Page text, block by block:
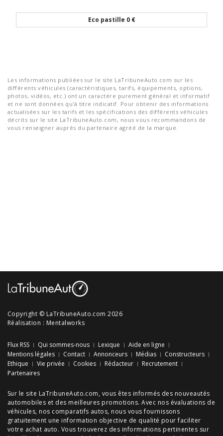
Eco pastille 0 €
Les informations publiées sur le site LaTribuneAuto.com sur les
différents véhicules (caractéristiques, tarifs, équipements, options,
photos, vidéos, etc.) ont un caractère purement général et informatif
et ne sont données qu'à titre indicatif. Pour obtenir des informations
actualisées sur les tarifs et les spécifications des différents véhicules
décrits sur le site LaTribuneAuto.com, nous vous recommandons de
vous renseigner auprès du partenaire agréé de la marque.
Copyright © LaTribuneAuto.com 2026
Réalisation : Mentalworks
Flux RSS Qui sommes-nous Lexique
Aide en ligne
Mentions légales
Contact Annonceurs Médias
Constructeurs
Ethique
Vie privée Cookies Rédacteur
Recrutement
Partenaires
Sur le site LaTribuneAuto.com, vous êtes informés des nouveautés
automobiles et des meilleures promotions. Avec nos évaluations de
véhicules, nos comparatifs autos, nous vous fournissons
gratuitement une information objective de qualité pour faciliter
votre achat auto. Vous trouverez des informations pertinentes sur